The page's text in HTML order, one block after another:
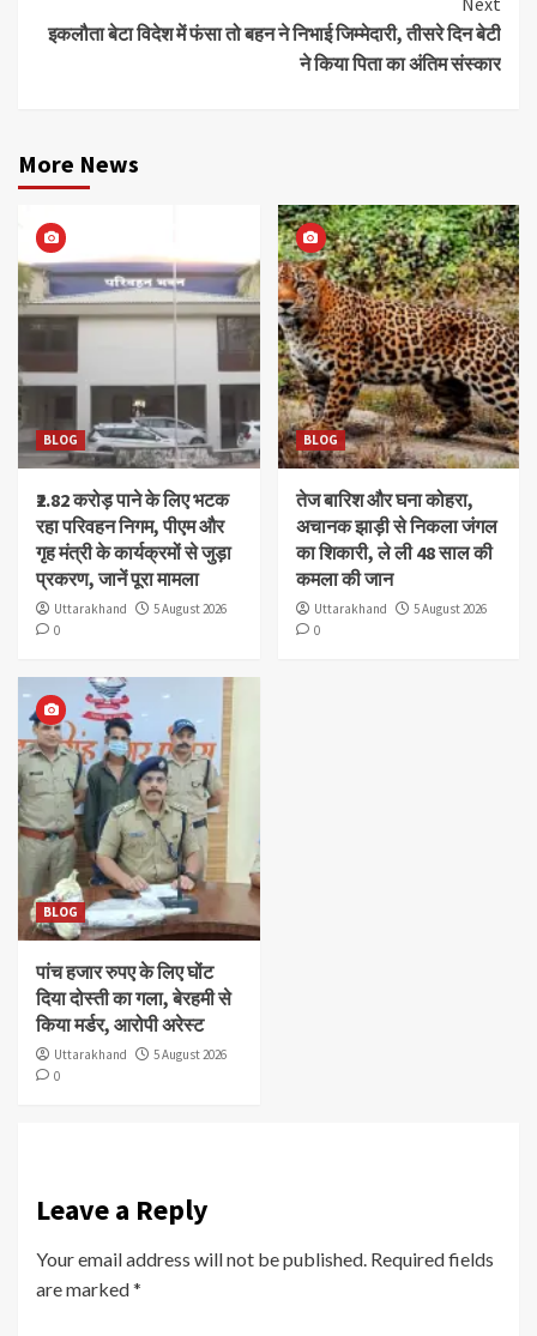
इकलौता बेटा विदेश में फंसा तो बहन ने निभाई जिम्मेदारी, तीसरे दिन बेटी
ने किया पिता का अंतिम संस्कार
More News
BLOG
₹2.82 करोड़ पाने के लिए भटक
रहा परिवहन निगम, पीएम और
गृह मंत्री के कार्यक्रमों से जुड़ा
प्रकरण, जानें पूरा मामला
Uttarakhand
5 August 2026
0
BLOG
तेज बारिश और घना कोहरा,
अचानक झाड़ी से निकला जंगल
का शिकारी, ले ली 48 साल की
कमला की जान
Uttarakhand
5 August 2026
0
BLOG
पांच हजार रुपए के लिए घोंट
दिया दोस्ती का गला, बेरहमी से
किया मर्डर, आरोपी अरेस्ट
Uttarakhand
5 August 2026
0
Leave a Reply
Your email address will not be published. Required fields
are marked*